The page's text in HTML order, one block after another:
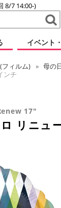
8/7 14:00-)
イベント
フィルム)
母の
ンチ
17"
リニュ